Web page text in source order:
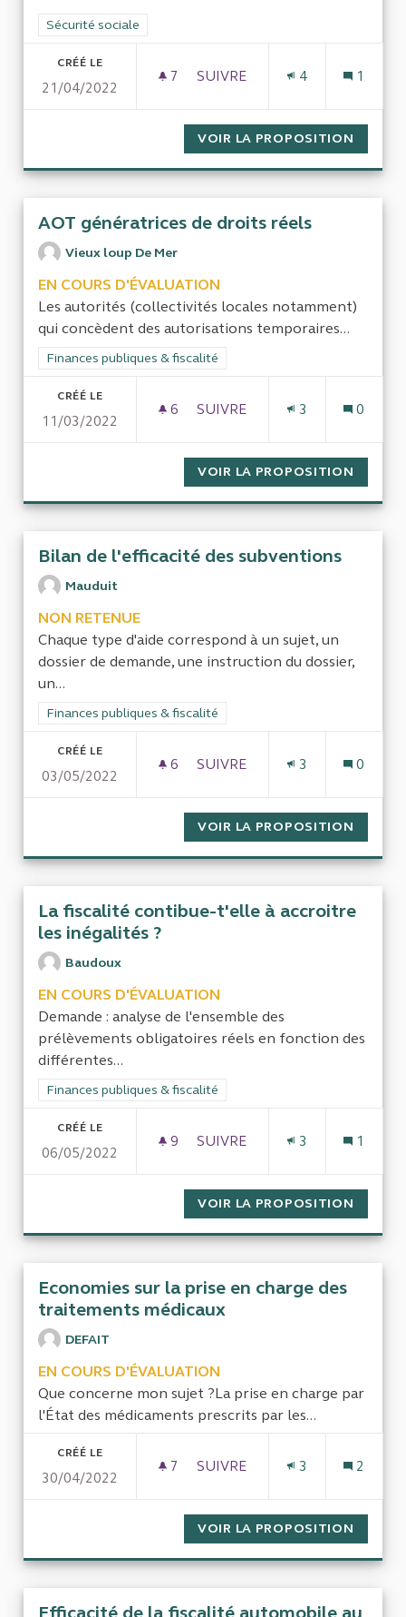
Filtrer les résultats de la catégorie : Sécurité sociale
Sécurité sociale
CRÉÉ LE
21/04/2022
7 7 ABONNÉS
SUIVRE
4 1
VOIR LA PROPOSITION
AOT génératrices de droits réels
Vieux loup De Mer
EN COURS D'ÉVALUATION
Les autorités (collectivités locales notamment)
qui concèdent des autorisations temporaires...
Filtrer les résultats de la catégorie : Finances publiques &
Finances publiques & fiscalité
CRÉÉ LE
11/03/2022
6 6 ABONNÉS
SUIVRE
3 0
VOIR LA PROPOSITION
Bilan de l'efficacité des subventions
Mauduit
NON RETENUE
Chaque type d'aide correspond à un sujet, un
dossier de demande, une instruction du dossier,
un...
Filtrer les résultats de la catégorie : Finances publiques &
Finances publiques & fiscalité
CRÉÉ LE
03/05/2022
6 6 ABONNÉS
SUIVRE
3 0
VOIR LA PROPOSITION
La fiscalité contibue-t'elle à accroitre
les inégalités ?
Baudoux
EN COURS D'ÉVALUATION
Demande : analyse de l'ensemble des
prélèvements obligatoires réels en fonction des
différentes...
Filtrer les résultats de la catégorie : Finances publiques &
Finances publiques & fiscalité
CRÉÉ LE
06/05/2022
9 9 ABONNÉS
SUIVRE
3 1
VOIR LA PROPOSITION
Economies sur la prise en charge des
traitements médicaux
DEFAIT
EN COURS D'ÉVALUATION
Que concerne mon sujet ?La prise en charge par
l'État des médicaments prescrits par les...
CRÉÉ LE
30/04/2022
7 7 ABONNÉS
SUIVRE
3 2
VOIR LA PROPOSITION